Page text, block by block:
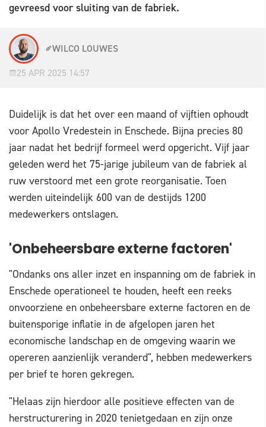
gevreesd voor sluiting van de fabriek.
WILCO LOUWES
25 APR 2025 14:57
Duidelijk is dat het over een maand of vijftien ophoudt
voor Apollo Vredestein in Enschede. Bijna precies 80
jaar nadat het bedrijf formeel werd opgericht. Vijf jaar
geleden werd het 75-jarige jubileum van de fabriek al
ruw verstoord met een grote reorganisatie. Toen
werden uiteindelijk 600 van de destijds 1200
medewerkers ontslagen.
'Onbeheersbare externe factoren'
"Ondanks ons aller inzet en inspanning om de fabriek in
Enschede operationeel te houden, heeft een reeks
onvoorziene en onbeheersbare externe factoren en de
buitensporige inflatie in de afgelopen jaren het
economische landschap en de omgeving waarin we
opereren aanzienlijk veranderd", hebben medewerkers
per brief te horen gekregen.
"Helaas zijn hierdoor alle positieve effecten van de
herstructurering in 2020 tenietgedaan en zijn onze